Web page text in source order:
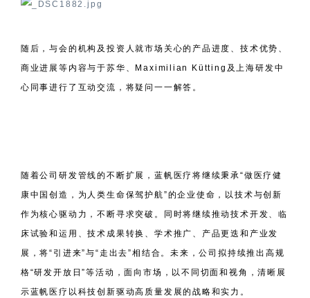
随后，与会的机构及投资人就市场关心的产品进度、技术优势、
商业进展等内容与于苏华、Maximilian Kütting及上海研发中
心同事进行了互动交流，将疑问一一解答。
随着公司研发管线的不断扩展，蓝帆医疗将继续秉承“做医疗健
康中国创造，为人类生命保驾护航”的企业使命，以技术与创新
作为核心驱动力，不断寻求突破。同时将继续推动技术开发、临
床试验和运用、技术成果转换、学术推广、产品更迭和产业发
展，将“引进来”与“走出去”相结合。未来，公司拟持续推出高规
格“研发开放日”等活动，面向市场，以不同切面和视角，清晰展
示蓝帆医疗以科技创新驱动高质量发展的战略和实力。